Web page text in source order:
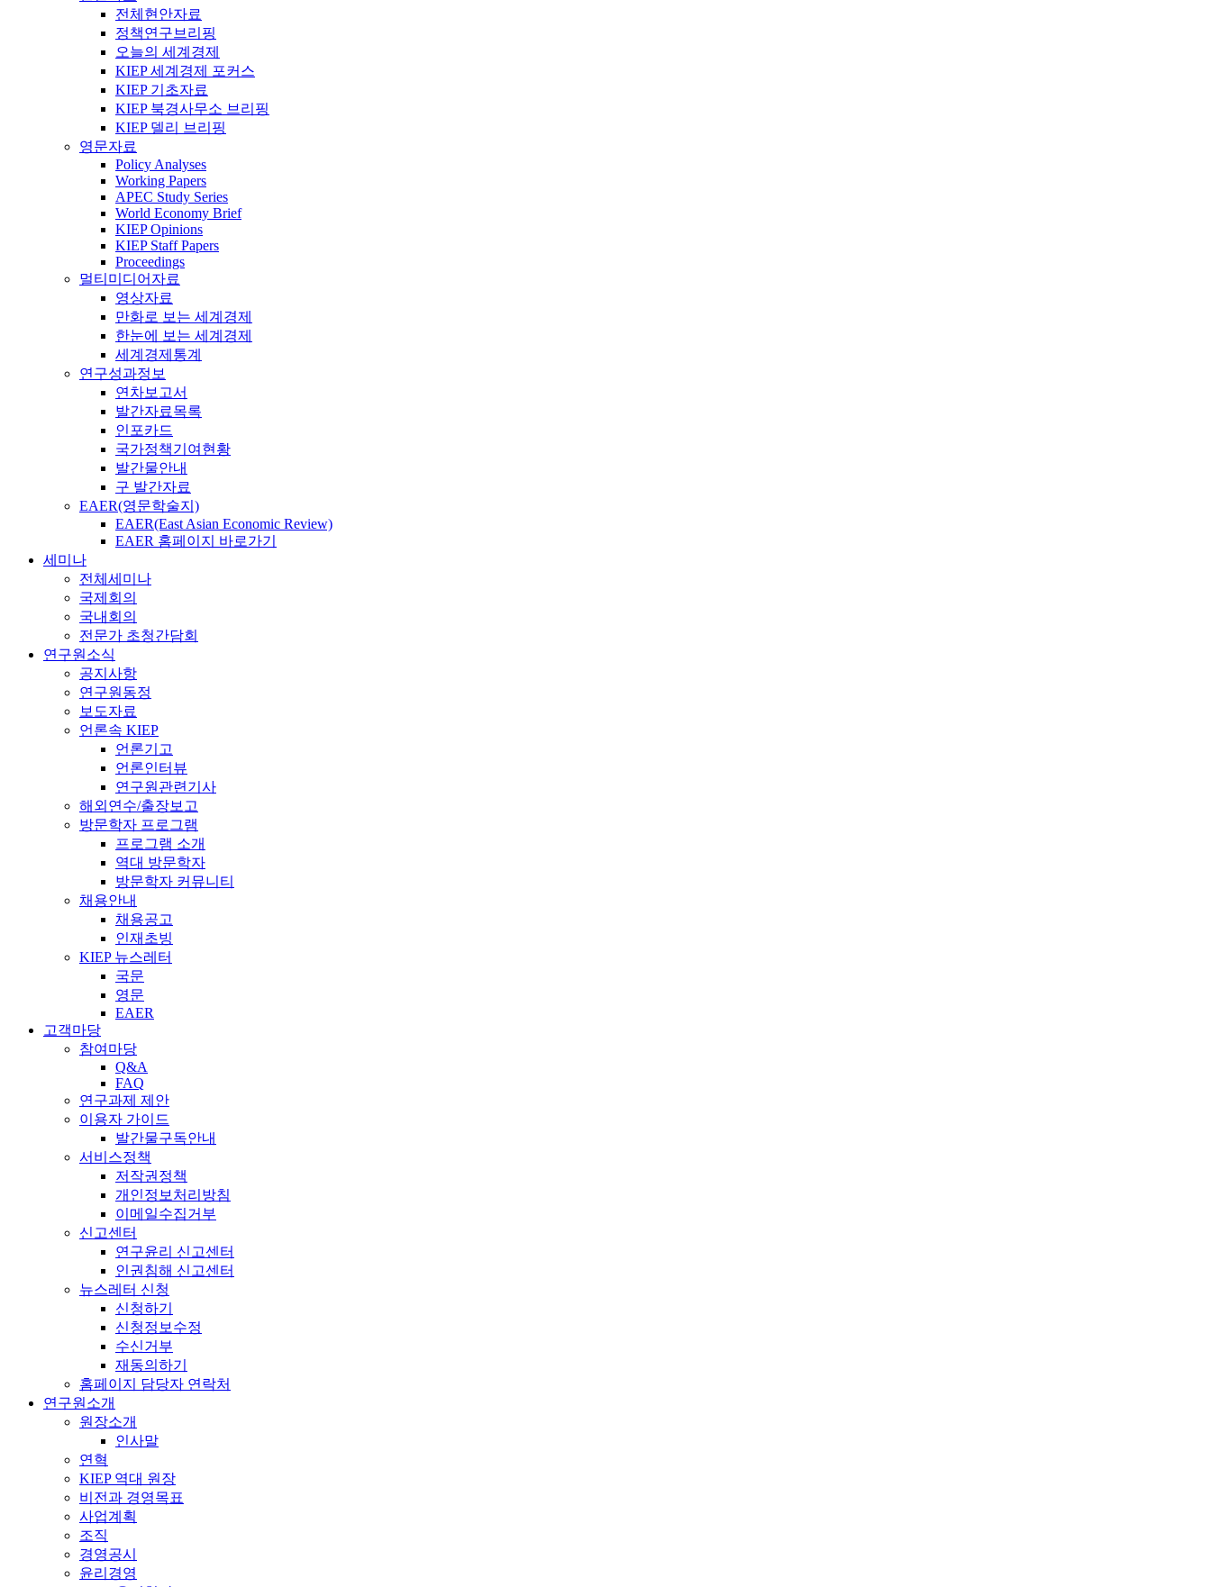
전체현안자료
정책연구브리핑
오늘의 세계경제
KIEP 세계경제 포커스
KIEP 기초자료
KIEP 북경사무소 브리핑
KIEP 델리 브리핑
영문자료
Policy Analyses
Working Papers
APEC Study Series
World Economy Brief
KIEP Opinions
KIEP Staff Papers
Proceedings
멀티미디어자료
영상자료
만화로 보는 세계경제
한눈에 보는 세계경제
세계경제통계
연구성과정보
연차보고서
발간자료목록
인포카드
국가정책기여현황
발간물안내
구 발간자료
EAER(영문학술지)
EAER(East Asian Economic Review)
EAER 홈페이지 바로가기
세미나
전체세미나
국제회의
국내회의
전문가 초청간담회
연구원소식
공지사항
연구원동정
보도자료
언론속 KIEP
언론기고
언론인터뷰
연구원관련기사
해외연수/출장보고
방문학자 프로그램
프로그램 소개
역대 방문학자
방문학자 커뮤니티
채용안내
채용공고
인재초빙
KIEP 뉴스레터
국문
영문
EAER
고객마당
참여마당
Q&A
FAQ
연구과제 제안
이용자 가이드
발간물구독안내
서비스정책
저작권정책
개인정보처리방침
이메일수집거부
신고센터
연구윤리 신고센터
인권침해 신고센터
뉴스레터 신청
신청하기
신청정보수정
수신거부
재동의하기
홈페이지 담당자 연락처
연구원소개
원장소개
인사말
연혁
KIEP 역대 원장
비전과 경영목표
사업계획
조직
경영공시
윤리경영